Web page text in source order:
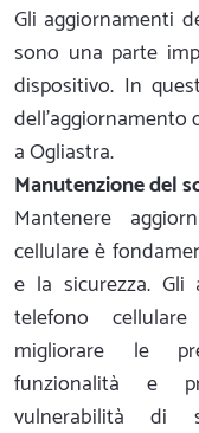
Gli aggiornamenti
sono una parte
dispositivo. In
dell'aggiornamento
a Ogliastra.
Manutenzione del
Mantenere
cellulare è
e la sicurezza. Gli
telefono
migliorare le
funzionalità e
vulnerabilità di